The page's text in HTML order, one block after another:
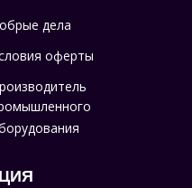
дела
оферты